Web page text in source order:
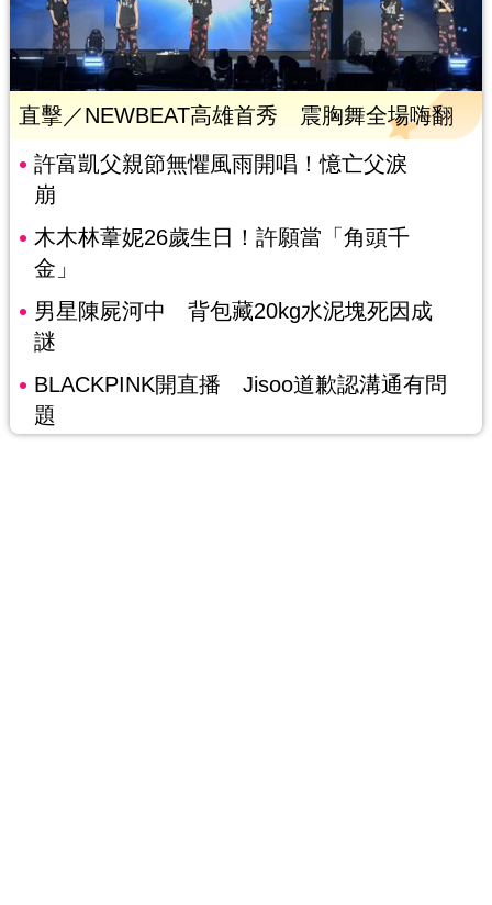
直擊／NEWBEAT高雄首秀 震胸舞全場嗨翻
許富凱父親節無懼風雨開唱！憶亡父淚
崩
木木林葦妮26歲生日！許願當「角頭千
金」
男星陳屍河中 背包藏20kg水泥塊死因成
謎
BLACKPINK開直播 Jisoo道歉認溝通有問
題